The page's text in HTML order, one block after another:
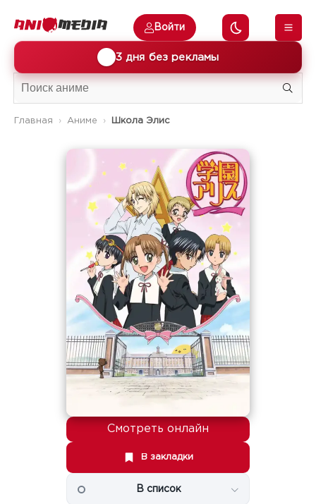
3 дня без рекламы
Войти
Главная Аниме Школа Элис
Смотреть онлайн
В закладки
В список